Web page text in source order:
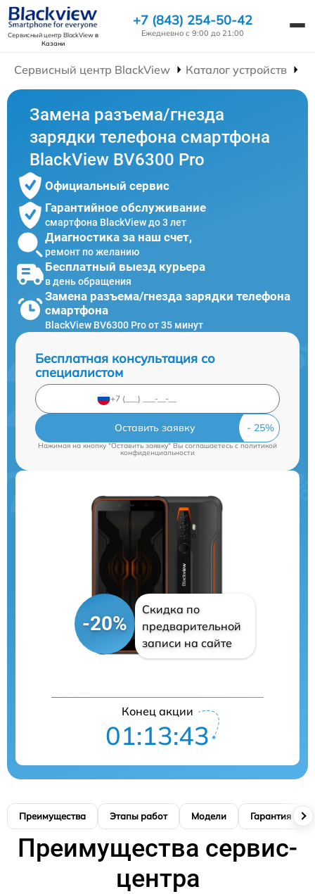
Сервисный центр BlackViewв
Казани
+7 (843) 254-50-42
Ежедневно с 9:00 до 21:00
Сервисный центр BlackView Каталог устройств
Замена разъема/гнезда
зарядки телефона смартфона
BlackView BV6300 Pro
Официальный сервис
Гарантийное обслуживание
смартфона BlackView до 3 лет
Диагностика за наш счет,
ремонт по желанию
Бесплатный выезд курьера
в день обращения
Замена разъема/гнезда зарядки телефона
смартфона
BlackView BV6300 Pro от 35 минут
Бесплатная консультация со
специалистом
Оставить заявку
Нажимая на кнопку "Оставить заявку" Вы соглашаетесь cполитикой
конфиденциальности
-20%
Скидка по
предварительной
записи на сайте
Конец акции
01:13:42
Преимущества Этапы работ Модели Гарантия
Преимущества сервис-
центра